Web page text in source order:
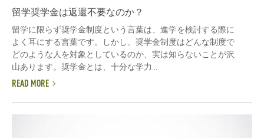
留学奨学金は返還不要なのか？
留学に限らず奨学金制度という言葉は、進学を検討する際に
よく耳にする言葉です。しかし、奨学金制度はどんな制度で
どのような人を対象としているのか、実は知らないことが沢
山あります。奨学金とは、十分な学力...
READ MORE